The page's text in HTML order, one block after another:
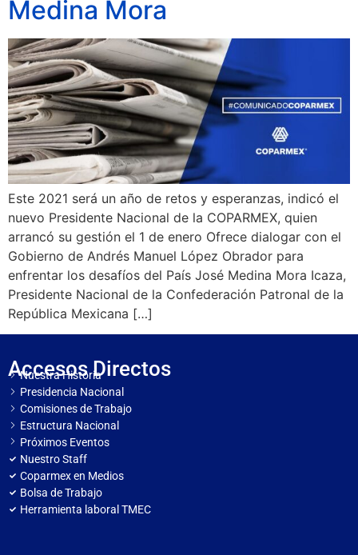
Medina Mora
Este 2021 será un año de retos y esperanzas, indicó el
nuevo Presidente Nacional de la COPARMEX, quien
arrancó su gestión el 1 de enero Ofrece dialogar con el
Gobierno de Andrés Manuel López Obrador para
enfrentar los desafíos del País José Medina Mora Icaza,
Presidente Nacional de la Confederación Patronal de la
República Mexicana […]
Accesos Directos
Nuestra Historia
Presidencia Nacional
Comisiones de Trabajo
Estructura Nacional
Próximos Eventos
Nuestro Staff
Coparmex en Medios
Bolsa de Trabajo
Herramienta laboral TMEC